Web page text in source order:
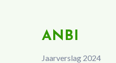
ANBI
Jaarverslag 2024